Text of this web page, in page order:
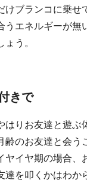
ブランコに乗せ
エネルギーが無
う。
きで
りお友達と遊ぶ
のお友達と会う
イヤ期の場合、
を叩くかはわか